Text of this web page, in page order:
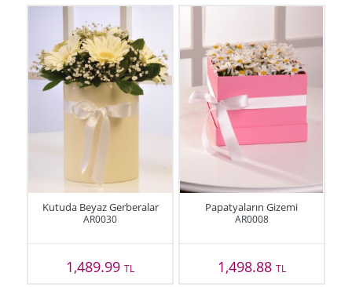
Kutuda Beyaz Gerberalar
AR0030
1,489.99TL
Papatyaların Gizemi
AR0008
1,498.88 TL